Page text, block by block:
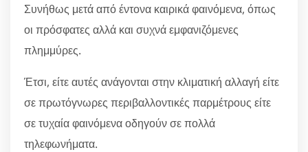
Συνήθως μετά από έντονα καιρικά φαινόμενα, όπως
οι πρόσφατες αλλά και συχνά εμφανιζόμενες
πλημμύρες.
Έτσι, είτε αυτές ανάγονται στην κλιματική αλλαγή είτε
σε πρωτόγνωρες περιβαλλοντικές παρμέτρους είτε
σε τυχαία φαινόμενα οδηγούν σε πολλά
τηλεφωνήματα.